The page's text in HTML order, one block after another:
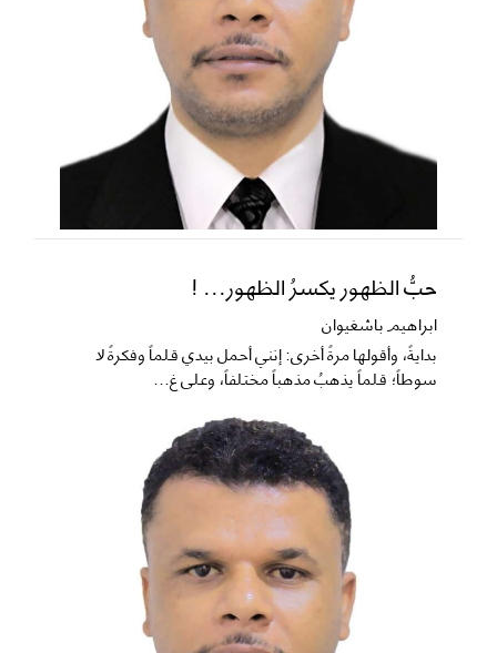
حبُّ الظهور يكسرُ الظهور... !
ابراهيم باشغيوان
​بدايةً، وأقولها مرةً أخرى: إنني أحمل بيدي قلماً وفكرةً لا
سوطاً؛ قلماً يذهبُ مذهباً مختلفاً، وعلى غ...